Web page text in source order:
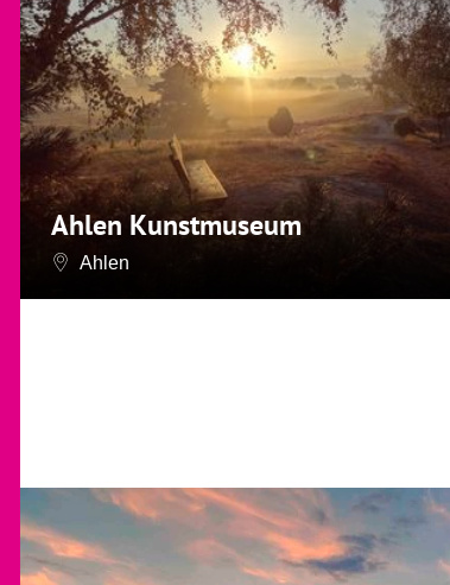
Ahlen Kunstmuseum
Ahlen